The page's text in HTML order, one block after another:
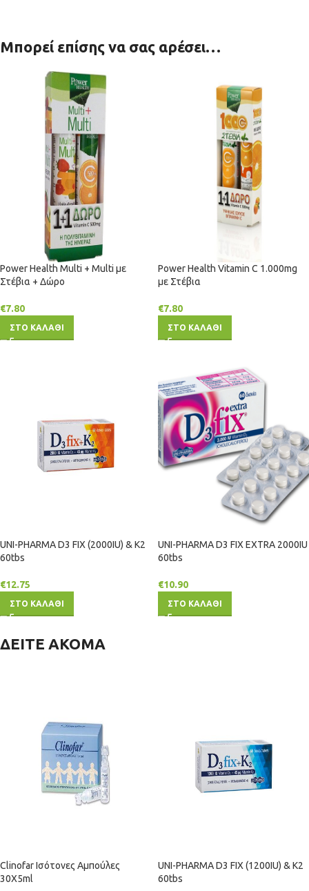
Μπορεί επίσης να σας αρέσει…
Power Health Multi + Multi με
Στέβια + Δώρο
€7.80
ΣΤΟ ΚΑΛΑΘΙ
Power Health Vitamin C 1.000mg
με Στέβια
€7.80
ΣΤΟ ΚΑΛΑΘΙ
UNI-PHARMA D3 FIX (2000IU) & K2
60tbs
€12.75
ΣΤΟ ΚΑΛΑΘΙ
UNI-PHARMA D3 FIX EXTRA 2000IU
60tbs
€10.90
ΣΤΟ ΚΑΛΑΘΙ
ΔΕΙΤΕ ΑΚΟΜΑ
Clinofar Ισότονες Αμπούλες
30Χ5ml
UNI-PHARMA D3 FIX (1200IU) & K2
60tbs